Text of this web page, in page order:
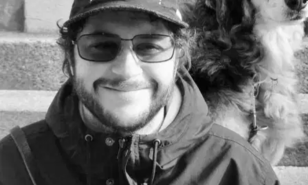
8. Michela Oprandi
Nuovo
Gussago, 25064
a 9,7 km di distanza
15 €da